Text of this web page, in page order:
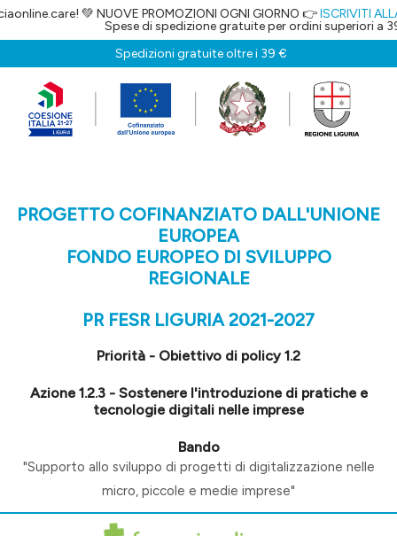
💚 NUOVE PROMOZIONI OGNI GIORNO 👉ISCRIVITI ALLA
Spese di spedizione gratuite per ordini superiori a
Spedizioni gratuite oltre i 39 €
PROGETTO COFINANZIATO DALL'UNIONE
EUROPEA
FONDO EUROPEO DI SVILUPPO
REGIONALE
PR FESR LIGURIA 2021-2027
Priorità - Obiettivo di policy 1.2
Azione 1.2.3 - Sostenere l'introduzione di pratiche e
tecnologie digitali nelle imprese
Bando
"Supporto allo sviluppo di progetti di digitalizzazione nelle
micro, piccole e medie imprese"